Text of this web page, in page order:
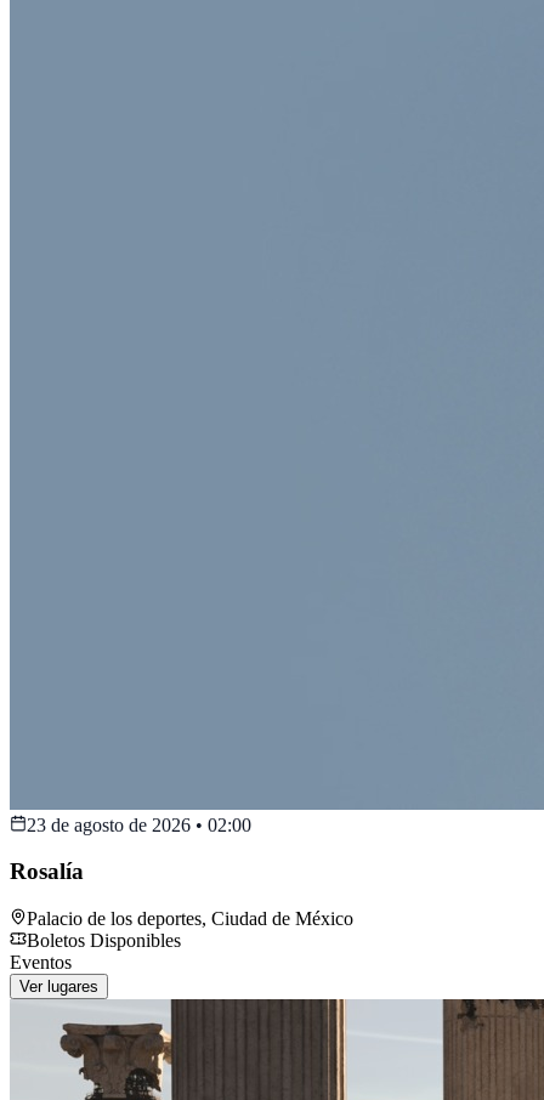
23 de agosto de 2026 • 02:00
Rosalía
Palacio de los deportes, Ciudad de México
Boletos Disponibles
Eventos
Ver lugares